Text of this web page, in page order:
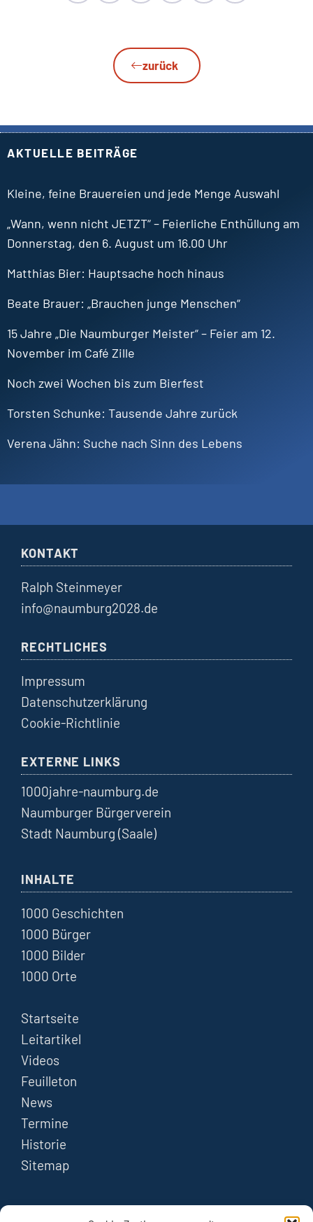
zurück
AKTUELLE BEITRÄGE
Kleine, feine Brauereien und jede Menge Auswahl
„Wann, wenn nicht JETZT“ – Feierliche Enthüllung am
Donnerstag, den 6. August um 16.00 Uhr
Matthias Bier Hauptsache hoch hinaus
Beate Brauer „Brauchen junge Menschen“
15 Jahre „Die Naumburger Meister“ – Feier am 12.
November im Café Zille
Noch zwei Wochen bis zum Bierfest
Torsten Schunke Tausende Jahre zurück
Verena Jähn Suche nach Sinn des Lebens
KONTAKT
Ralph Steinmeyer
info@naumburg2028.de
RECHTLICHES
Impressum
Datenschutzerklärung
Cookie-Richtlinie
EXTERNE LINKS
1000jahre-naumburg.de
Naumburger Bürgerverein
Stadt Naumburg (Saale)
INHALTE
1000 Geschichten
1000 Bürger
1000 Bilder
1000 Orte
Startseite
Leitartikel
Videos
Feuilleton
News
Termine
Historie
Sitemap